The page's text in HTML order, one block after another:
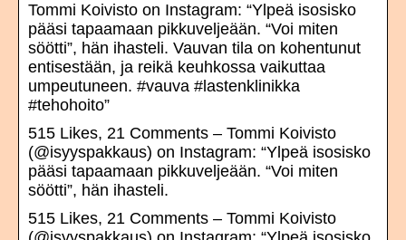
Tommi Koivisto on Instagram: “Ylpeä isosisko
pääsi tapaamaan pikkuveljeään. “Voi miten
söötti”, hän ihasteli. Vauvan tila on kohentunut
entisestään, ja reikä keuhkossa vaikuttaa
umpeutuneen. #vauva #lastenklinikka
#tehohoito”
515 Likes, 21 Comments – Tommi Koivisto
(@isyyspakkaus) on Instagram: “Ylpeä isosisko
pääsi tapaamaan pikkuveljeään. “Voi miten
söötti”, hän ihasteli.
515 Likes, 21 Comments – Tommi Koivisto